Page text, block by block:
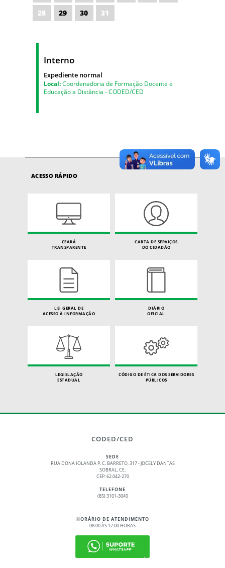
28
29 30 31
Interno
Expediente normal
Local:Coordenadoria de Formação Docente e
Educação a Distância - CODED/CED
ACESSO RÁPIDO
CEARÁ
TRANSPARENTE
CARTA DE SERVIÇOS
DO CIDADÃO
LEI GERAL DE
ACESSO À INFORMAÇÃO
DIÁRIO
OFICIAL
LEGISLAÇÃO
ESTADUAL
CÓDIGO DE ÉTICA DOS SERVIDORES
PÚBLICOS
CODED/CED
SEDE
RUA DONA IOLANDA P. C. BARRETO, 317 - JOCELY DANTAS
SOBRAL, CE.
CEP: 62.042-270
TELEFONE
(85) 3101-3040
.
HORÁRIO DE ATENDIMENTO
08:00 ÀS 17:00 HORAS